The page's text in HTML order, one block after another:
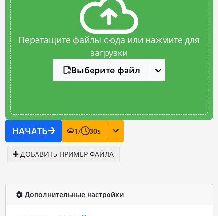
Перетащите файлы сюда или нажмите для
загрузки
Выберите файл
НАЧАТЬ 1/ 30s
ДОБАВИТЬ ПРИМЕР ФАЙЛА
Дополнительные настройки